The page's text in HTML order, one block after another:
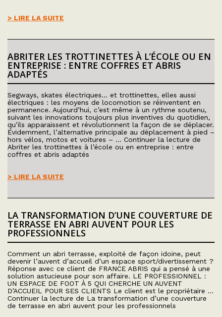
> LIRE LA SUITE
ABRITER LES TROTTINETTES À L’ÉCOLE OU EN
ENTREPRISE : ENTRE COFFRES ET ABRIS
ADAPTÉS
Segways, skates électriques… et trottinettes, elles aussi
électriques : les moyens de locomotion se réinventent en
permanence. Aujourd’hui, c’est même à un rythme soutenu,
suivant les innovations toujours plus inventives du quotidien,
qu’ils apparaissent et révolutionnent la façon de se déplacer.
Évidemment, l’alternative principale au déplacement à pied –
hors vélos, motos et voitures – … Continuer la lecture de
Abriter les trottinettes à l’école ou en entreprise : entre
coffres et abris adaptés
> LIRE LA SUITE
LA TRANSFORMATION D’UNE COUVERTURE DE
TERRASSE EN ABRI AUVENT POUR LES
PROFESSIONNELS
Comment un abri terrasse, exploité de façon idoine, peut
devenir l’auvent d’accueil d’un espace sport/divertissement ?
Réponse avec ce client de FRANCE ABRIS qui a pensé à une
solution astucieuse pour son affaire. LE PROFESSIONNEL :
UN ESPACE DE FOOT À 5 QUI CHERCHE UN AUVENT
D’ACCUEIL POUR SES CLIENTS Le client est le propriétaire …
Continuer la lecture de La transformation d’une couverture
de terrasse en abri auvent pour les professionnels